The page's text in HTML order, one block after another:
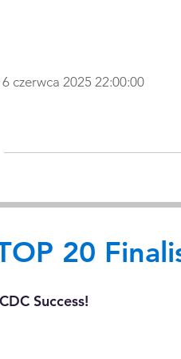
czerwca 2025 22:00:00
20
Success!